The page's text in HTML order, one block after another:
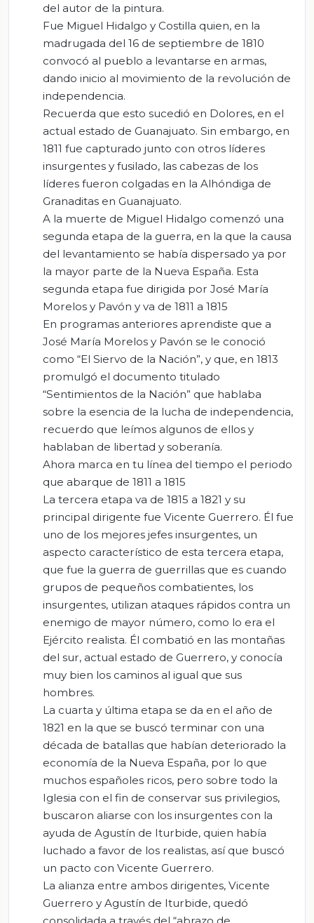
del autor de la pintura.
Fue Miguel Hidalgo y Costilla quien, en la
madrugada del 16 de septiembre de 1810
convocó al pueblo a levantarse en armas,
dando inicio al movimiento de la revolución de
independencia.
Recuerda que esto sucedió en Dolores, en el
actual estado de Guanajuato. Sin embargo, en
1811 fue capturado junto con otros líderes
insurgentes y fusilado, las cabezas de los
líderes fueron colgadas en la Alhóndiga de
Granaditas en Guanajuato.
A la muerte de Miguel Hidalgo comenzó una
segunda etapa de la guerra, en la que la causa
del levantamiento se había dispersado ya por
la mayor parte de la Nueva España. Esta
segunda etapa fue dirigida por José María
Morelos y Pavón y va de 1811 a 1815
En programas anteriores aprendiste que a
José María Morelos y Pavón se le conoció
como “El Siervo de la Nación”, y que, en 1813
promulgó el documento titulado
“Sentimientos de la Nación” que hablaba
sobre la esencia de la lucha de independencia,
recuerdo que leímos algunos de ellos y
hablaban de libertad y soberanía.
Ahora marca en tu línea del tiempo el periodo
que abarque de 1811 a 1815
La tercera etapa va de 1815 a 1821 y su
principal dirigente fue Vicente Guerrero. Él fue
uno de los mejores jefes insurgentes, un
aspecto característico de esta tercera etapa,
que fue la guerra de guerrillas que es cuando
grupos de pequeños combatientes, los
insurgentes, utilizan ataques rápidos contra un
enemigo de mayor número, como lo era el
Ejército realista. Él combatió en las montañas
del sur, actual estado de Guerrero, y conocía
muy bien los caminos al igual que sus
hombres.
La cuarta y última etapa se da en el año de
1821 en la que se buscó terminar con una
década de batallas que habían deteriorado la
economía de la Nueva España, por lo que
muchos españoles ricos, pero sobre todo la
Iglesia con el fin de conservar sus privilegios,
buscaron aliarse con los insurgentes con la
ayuda de Agustín de Iturbide, quien había
luchado a favor de los realistas, así que buscó
un pacto con Vicente Guerrero.
La alianza entre ambos dirigentes, Vicente
Guerrero y Agustín de Iturbide, quedó